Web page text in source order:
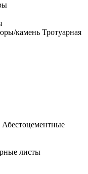
Тротуарная
Абестоцементные
листы